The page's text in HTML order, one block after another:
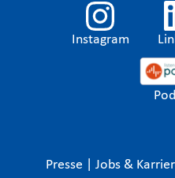
Instagram
Presse Jobs &